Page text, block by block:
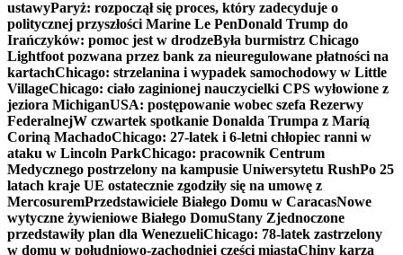
ustawyParyż: rozpoczął się proces, który zadecyduje o
politycznej przyszłości Marine Le PenDonald Trump do
Irańczyków: pomoc jest w drodzeByła burmistrz Chicago
Lightfoot pozwana przez bank za nieuregulowane płatności na
kartachChicago: strzelanina i wypadek samochodowy w Little
VillageChicago: ciało zaginionej nauczycielki CPS wyłowione z
jeziora MichiganUSA: postępowanie wobec szefa Rezerwy
FederalnejW czwartek spotkanie Donalda Trumpa z Maríą
Coriną MachadoChicago: 27-latek i 6-letni chłopiec ranni w
ataku w Lincoln ParkChicago: pracownik Centrum
Medycznego postrzelony na kampusie Uniwersytetu RushPo 25
latach kraje UE ostatecznie zgodziły się na umowę z
MercosuremPrzedstawiciele Białego Domu w CaracasNowe
wytyczne żywieniowe Białego DomuStany Zjednoczone
przedstawiły plan dla WenezueliChicago: 78-latek zastrzelony
w domu w południowo-zachodniej części miastaChiny karzą